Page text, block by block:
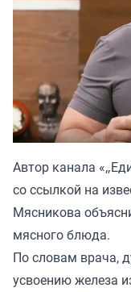
Автор канала «
со ссылкой на
Мясникова
мясного блюда.
По словам врача,
усвоению железа